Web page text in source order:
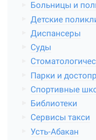
Больницы и
Детские
Диспансеры
Суды
Парки и
Спортивные
Библиотеки
Сервисы такси
Усть-Абакан